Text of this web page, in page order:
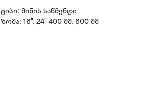
ტიპი: მინის საწმენდი
ზომა: 16", 24" 400 მმ, 600 მმ